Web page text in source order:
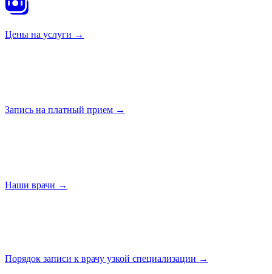
Цены на услуги →
Запись на платный прием →
Наши врачи →
Порядок записи к врачу узкой специализации →